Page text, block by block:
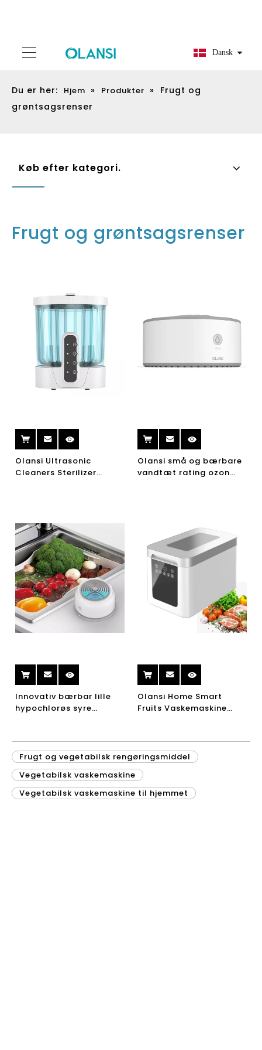
Dansk
Du er her: Hjem » Produkter »
Frugt og
grøntsagsrenser
Køb efter kategori.
Frugt og grøntsagsrenser
Olansi Ultrasonic
Cleaners Sterilizer
Olansi små og bærbare
vandtæt rating ozon
Innovativ bærbar lille
hypochlorøs syre
vegetabilsk
rengøringsmiddel til
hjemmet
Olansi Home Smart
Fruits Vaskemaskine
Bærbar
Husholdningsfrugt og
Vegetabilsk Rengøring
Frugt og vegetabilsk rengøringsmiddel
Vegetabilsk vaskemaskine
Vegetabilsk vaskemaskine til hjemmet